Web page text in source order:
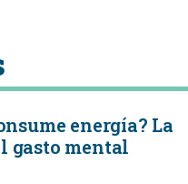
energía? La
gasto mental